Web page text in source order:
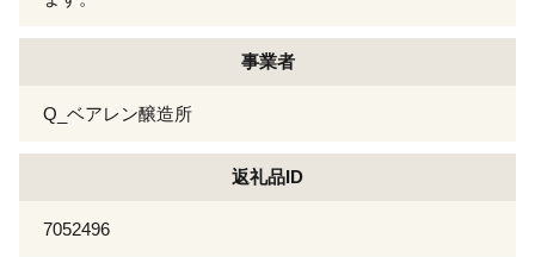
事業者
Q_ベアレン醸造所
返礼品ID
7052496